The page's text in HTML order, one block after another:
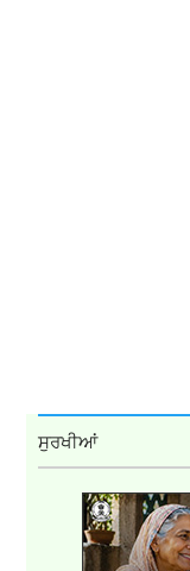
ਸੁਰਖੀਆਂ